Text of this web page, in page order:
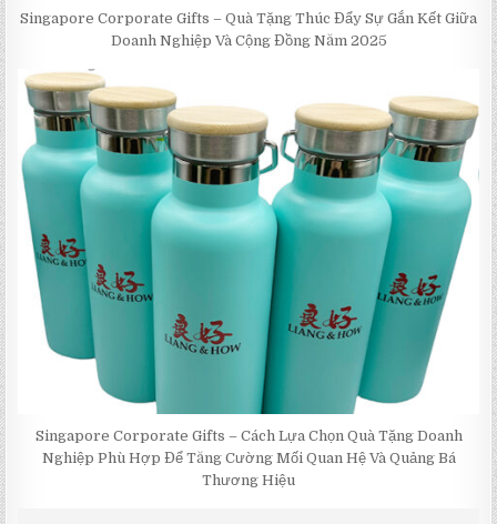
Singapore Corporate Gifts – Quà Tặng Thúc Đẩy Sự Gắn Kết Giữa
Doanh Nghiệp Và Cộng Đồng Năm 2025
Singapore Corporate Gifts – Cách Lựa Chọn Quà Tặng Doanh
Nghiệp Phù Hợp Để Tăng Cường Mối Quan Hệ Và Quảng Bá
Thương Hiệu